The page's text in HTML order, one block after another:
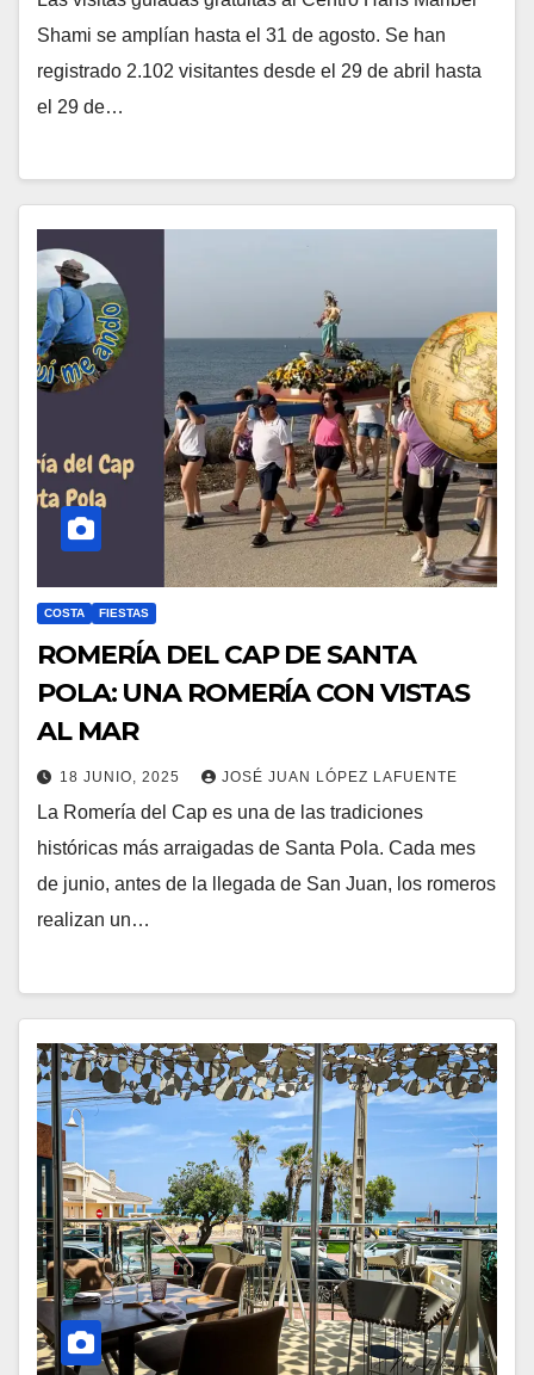
Shami se amplían hasta el 31 de agosto. Se han
registrado 2.102 visitantes desde el 29 de abril hasta
el 29 de…
COSTA FIESTAS
ROMERÍA DEL CAP DE SANTA
POLA: UNA ROMERÍA CON VISTAS
AL MAR
18 JUNIO, 2025 JOSÉ JUAN LÓPEZ LAFUENTE
La Romería del Cap es una de las tradiciones
históricas más arraigadas de Santa Pola. Cada mes
de junio, antes de la llegada de San Juan, los romeros
realizan un…